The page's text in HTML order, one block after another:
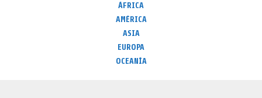
ÁFRICA
AMÉRICA
ASIA
EUROPA
OCEANÍA